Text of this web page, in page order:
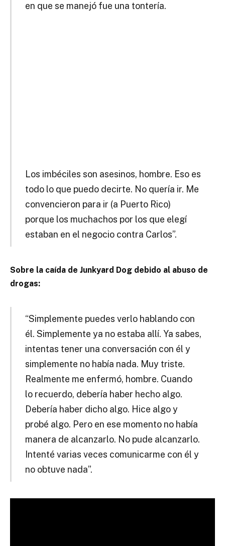
en que se manejó fue una tontería.
Los imbéciles son asesinos, hombre. Eso es
todo lo que puedo decirte. No quería ir. Me
convencieron para ir (a Puerto Rico)
porque los muchachos por los que elegí
estaban en el negocio contra Carlos”.
Sobre la caída de Junkyard Dog debido al abuso de
drogas:
“Simplemente puedes verlo hablando con
él. Simplemente ya no estaba allí. Ya sabes,
intentas tener una conversación con él y
simplemente no había nada. Muy triste.
Realmente me enfermó, hombre. Cuando
lo recuerdo, debería haber hecho algo.
Debería haber dicho algo. Hice algo y
probé algo. Pero en ese momento no había
manera de alcanzarlo. No pude alcanzarlo.
Intenté varias veces comunicarme con él y
no obtuve nada”.